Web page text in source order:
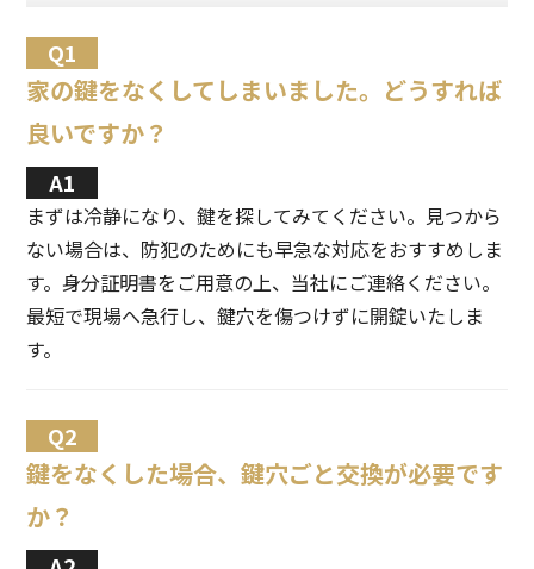
家の鍵をなくしてしまいました。どうすれば
良いですか？
まずは冷静になり、鍵を探してみてください。見つから
ない場合は、防犯のためにも早急な対応をおすすめしま
す。身分証明書をご用意の上、当社にご連絡ください。
最短で現場へ急行し、鍵穴を傷つけずに開錠いたしま
す。
鍵をなくした場合、鍵穴ごと交換が必要です
か？